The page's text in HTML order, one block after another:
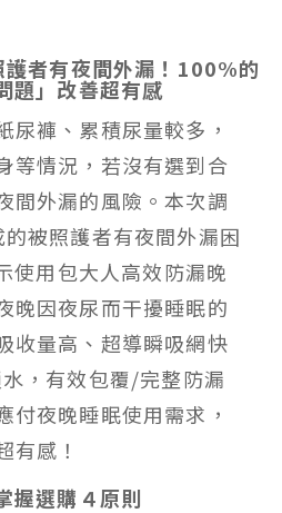
者有夜間外漏！100%的
題」改善超有感
尿褲、累積尿量較多，
等情況，若沒有選到合
間外漏的風險。本次調
被照護者有夜間外漏困
使用包大人高效防漏晚
晚因夜尿而干擾睡眠的
收量高、超導瞬吸網快
，有效包覆/完整防漏
付夜晚睡眠使用需求，
有感！
握選購４原則